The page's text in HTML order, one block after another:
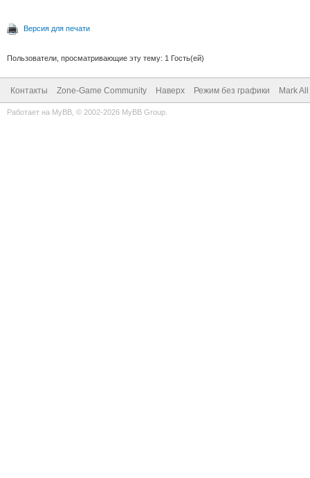
Версия для печати
Пользователи, просматривающие эту тему: 1 Гость(ей)
Контакты Zone-Game Community Наверх Режим без графики Mark
Работает на MyBB , © 2002-2026 MyBB Group